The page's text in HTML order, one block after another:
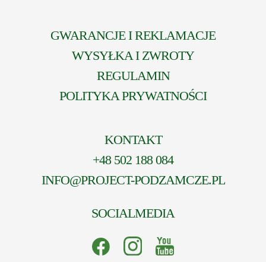
GWARANCJE I REKLAMACJE
WYSYŁKA I ZWROTY
REGULAMIN
POLITYKA PRYWATNOŚCI
KONTAKT
+48 502 188 084
INFO@PROJECT-PODZAMCZE.PL
SOCIALMEDIA